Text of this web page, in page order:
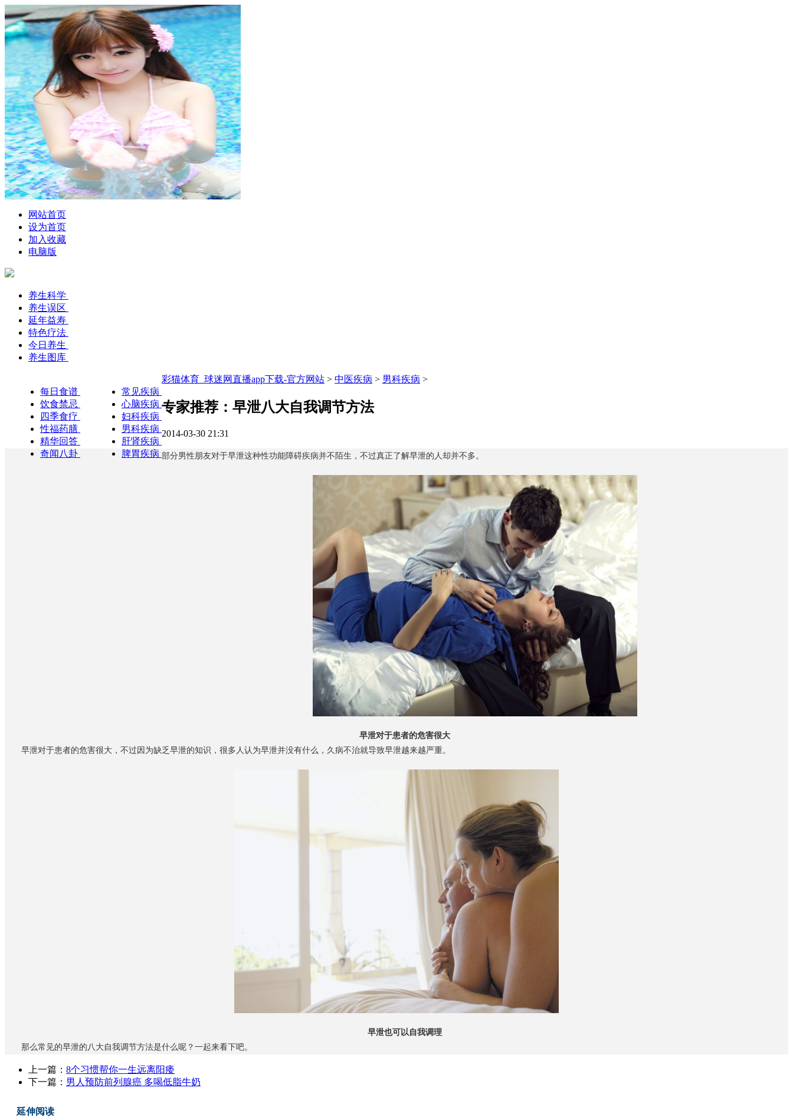
网站首页
设为首页
加入收藏
电脑版
养生科学
养生误区
延年益寿
特色疗法
今日养生
养生图库
每日食谱
饮食禁忌
四季食疗
性福药膳
精华回答
奇闻八卦
常见疾病
心脑疾病
妇科疾病
男科疾病
肝肾疾病
脾胃疾病
彩猫体育_球迷网直播app下载-官方网站 > 中医疾病 > 男科疾病 >
专家推荐：早泄八大自我调节方法
2014-03-30 21:31
部分男性朋友对于早泄这种性功能障碍疾病并不陌生，不过真正了解早泄的人却并不多。
早泄对于患者的危害很大
早泄对于患者的危害很大，不过因为缺乏早泄的知识，很多人认为早泄并没有什么，久病不治就导致早泄越来越严重。
早泄也可以自我调理
那么常见的早泄的八大自我调节方法是什么呢？一起来看下吧。
上一篇： 8个习惯帮你一生远离阳痿
下一篇： 男人预防前列腺癌 多喝低脂牛奶
延伸阅读